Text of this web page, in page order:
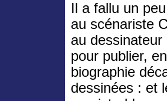
Il a fallu un
au scénariste
au
pour publier,
biographie
dessinées : et